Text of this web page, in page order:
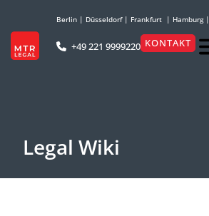
Berlin | Düsseldorf| Frankfurt | Hamburg|
+49 221 9999220 KONTAKT
Legal Wiki